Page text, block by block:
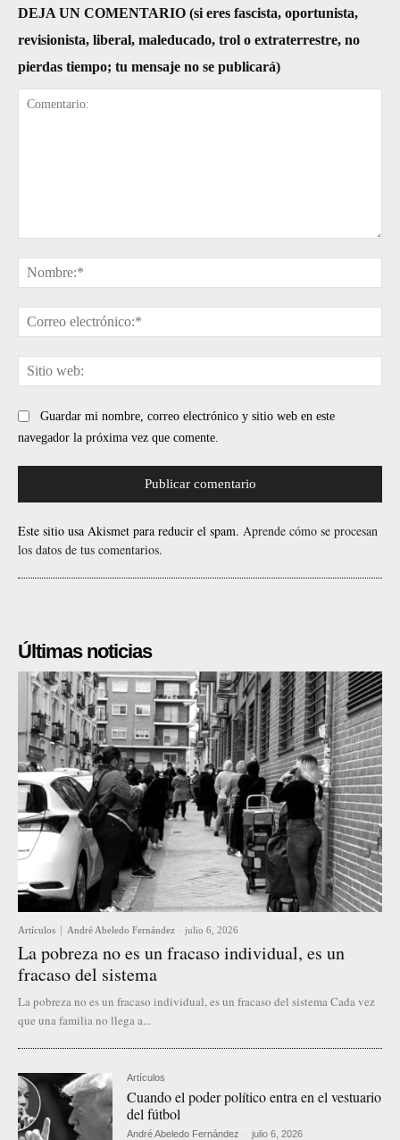
DEJA UN COMENTARIO (si eres fascista, oportunista,
revisionista, liberal, maleducado, trol o extraterrestre, no
pierdas tiempo; tu mensaje no se publicará)
Guardar mi nombre, correo electrónico y sitio web en este
navegador la próxima vez que comente.
Este sitio usa Akismet para reducir el spam. Aprende cómo se procesan
los datos de tus comentarios.
Últimas noticias
Artículos André Abeledo Fernández - julio 6, 2026
La pobreza no es un fracaso individual, es un
fracaso del sistema
La pobreza no es un fracaso individual, es un fracaso del sistema Cada vez
que una familia no llega a...
Artículos
Cuando el poder político entra en el vestuario
del fútbol
André Abeledo Fernández - julio 6, 2026